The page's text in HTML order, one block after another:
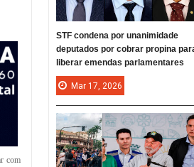
com
STF condena por unanimidade
deputados por cobrar propina
liberar emendas parlamentares
Mar 17, 2026